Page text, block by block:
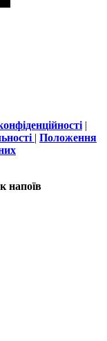
|
| Положення
напоїв